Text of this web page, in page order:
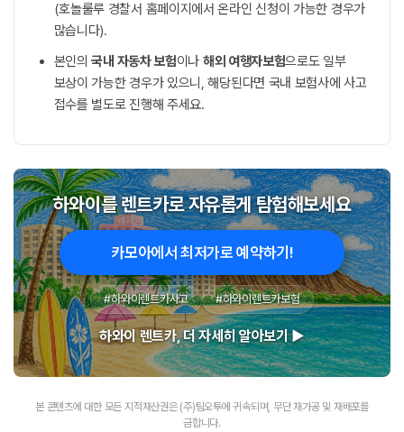
(호놀룰루 경찰서 홈페이지에서 온라인 신청이 가능한 경우가
많습니다).
본인의국내 자동차 보험이나 해외 여행자보험으로도 일부
보상이 가능한 경우가 있으니, 해당된다면 국내 보험사에 사고
접수를 별도로 진행해 주세요.
하와이를 렌트카로 자유롭게 탐험해보세요
카모아에서 최저가로 예약하기!
#하와이렌트카사고 #하와이렌트카보험
하와이 렌트카, 더 자세히 알아보기 ▶
본 콘텐츠에 대한 모든 지적재산권은 (주)팀오투에 귀속되며, 무단 재가공 및 재배포를
금합니다.